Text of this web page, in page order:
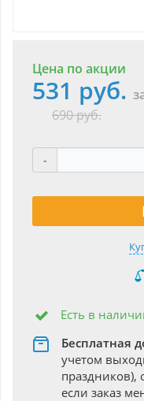
Цена по акции
531 руб.
690 руб.
-
Есть в
Бесплатная
учетом
праздников),
если заказ